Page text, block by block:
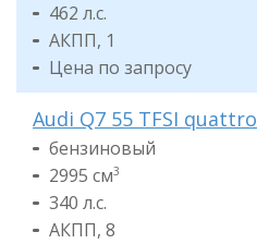
462 л.с.
АКПП, 1
Цена по запросу
Audi Q7 55 TFSI quattro
бензиновый
2995 см3
340 л.с.
АКПП, 8